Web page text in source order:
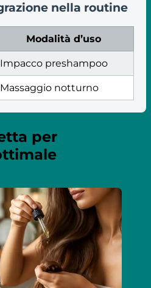
nella routine
Modalità d’uso
Impacco preshampoo
Massaggio notturno
per